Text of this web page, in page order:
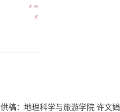
供稿：地理科学与旅游学院 许文娟